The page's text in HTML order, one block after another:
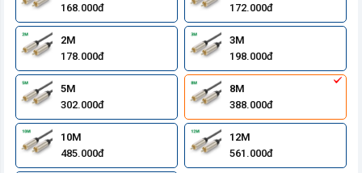
168.000đ
172.000đ
2M
178.000đ
3M
198.000đ
5M
302.000đ
8M
388.000đ
10M
485.000đ
12M
561.000đ